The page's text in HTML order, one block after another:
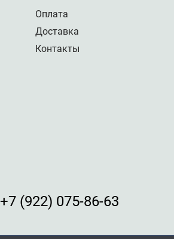
Оплата
Доставка
Контакты
+7 (922) 075-86-63